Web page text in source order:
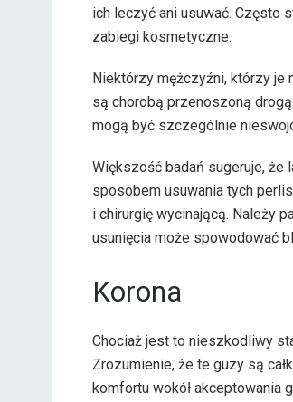
ich leczyć ani usuwać. Często
zabiegi kosmetyczne.
Niektórzy mężczyźni, którzy je
są chorobą przenoszoną
mogą być szczególnie
Większość badań sugeruje, że
sposobem usuwania tych
i chirurgię wycinającą. Należy
usunięcia może spowodować
Korona
Chociaż jest to nieszkodliwy
Zrozumienie, że te guzy są
komfortu wokół akceptowania